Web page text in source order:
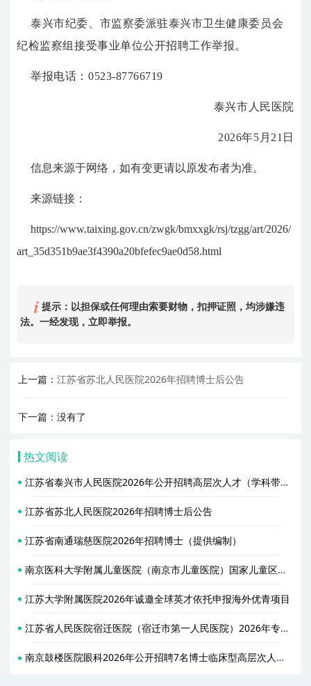
泰兴市纪委、市监察委派驻泰兴市卫生健康委员会
纪检监察组接受事业单位公开招聘工作举报。
举报电话：0523-87766719
泰兴市人民医院
2026年5月21日
信息来源于网络，如有变更请以原发布者为准。
来源链接：
https://www.taixing.gov.cn/zwgk/bmxxgk/rsj/tzgg/art/2026/
art_35d351b9ae3f4390a20bfefec9ae0d58.html
提示：以担保或任何理由索要财物，扣押证照，均涉嫌违
法。一经发现，立即举报。
上一篇：江苏省苏北人民医院2026年招聘博士后公告
下一篇：没有了
热文阅读
江苏省泰兴市人民医院2026年公开招聘高层次人才（学科带头人）公告
江苏省苏北人民医院2026年招聘博士后公告
江苏省南通瑞慈医院2026年招聘博士（提供编制）
南京医科大学附属儿童医院（南京市儿童医院）国家儿童区域医疗中心2026年全球诚招博士后
江苏大学附属医院2026年诚邀全球英才依托申报海外优青项目
江苏省人民医院宿迁医院（宿迁市第一人民医院）2026年专项招聘30名博士公告
南京鼓楼医院眼科2026年公开招聘7名博士临床型高层次人才公告